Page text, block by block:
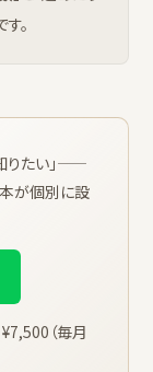
。
りたい」——
が個別に設
（毎月